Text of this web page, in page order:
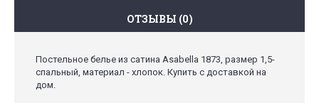
ОТЗЫВЫ (0)
Постельное белье из сатина Asabella 1873, размер 1,5-
спальный, материал - хлопок. Купить с доставкой на
дом.